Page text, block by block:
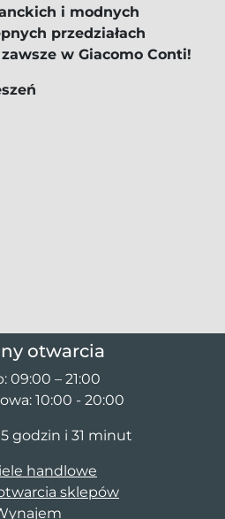
i modnych
przedziałach
w Giacomo Conti!
otwarcia
09:00 – 21:00
10:00 - 20:00
godzin i 31 minut
handlowe
sklepów